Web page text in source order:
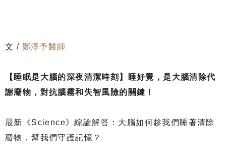
文 / 鄭淳予醫師
【睡眠是大腦的深夜清潔時刻】睡好覺，是大腦清除代
謝廢物，對抗腦霧和失智風險的關鍵！
最新《Science》綜論解答：大腦如何趁我們睡著清除
廢物，幫我們守護記憶？